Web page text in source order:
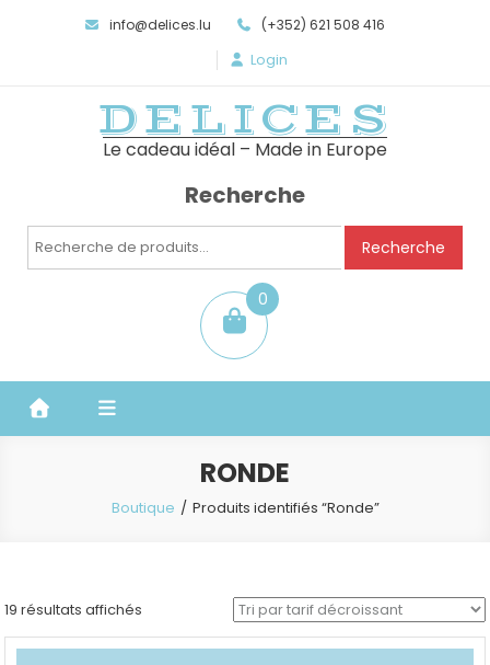
info@delices.lu (+352) 621 508 416
Login
DELICES
Le cadeau idéal – Made in Europe
Recherche
Recherche
Recherche
0
item
RONDE
Boutique Produits identifiés “Ronde”
19 résultats affichés
par